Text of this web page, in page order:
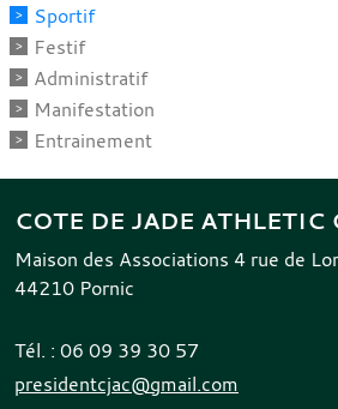
Sportif
Festif
Administratif
Manifestation
Entrainement
COTE DE JADE ATHLETIC
Maison des Associations 4 rue de
44210 Pornic
Tél. : 06 09 39 30 57
presidentcjac@gmail.com